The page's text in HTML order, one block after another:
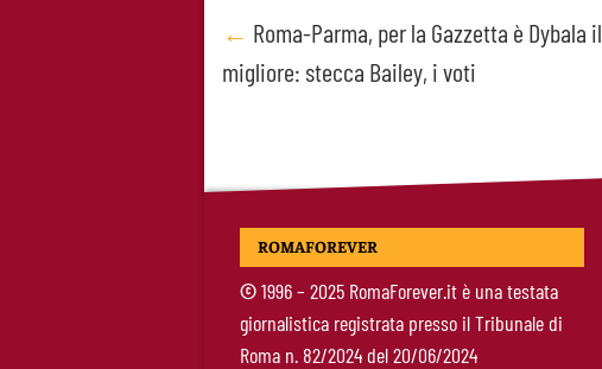
Post
navigation
← Roma-Parma, per la Gazzetta è Dybala il
migliore: stecca Bailey, i voti
ROMAFOREVER
©1996 – 2025 RomaForever.it è una testata
giornalistica registrata presso il Tribunale di
Roma n. 82/2024 del 20/06/2024